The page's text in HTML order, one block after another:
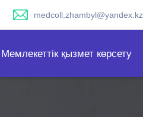
medcoll.zhambyl@yandex.kz
Мемлекеттік қызмет көрсету